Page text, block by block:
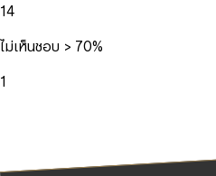
14
ไม่เห็นชอบ > 70%
1